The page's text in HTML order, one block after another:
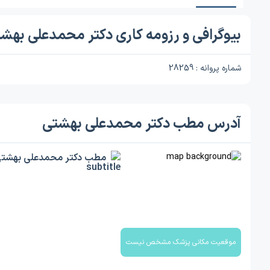
بیوگرافی و رزومه کاری دکتر محمدعلی
شماره پروانه : 28259
آدرس مطب دکتر محمدعلی بهشتی
موقعیت مکانی پزشک مشخص نیست
مطب دکتر محمدعلی